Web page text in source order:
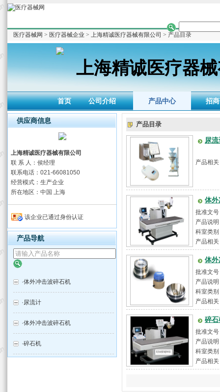
医疗器械网 > 医疗器械企业 > 上海精诚医疗器械有限公司 > 产品目录
上海精诚医疗器
首页 公司介绍 产品中心 招
供应商信息
上海精诚医疗器械有限公司
联 系 人：侯经理
联系电话：021-66081050
经营模式：生产企业
所在地区：中国 上海
该企业已通过身份认证
产品导航
·体外冲击波碎石机
·尿流计
·体外冲击波碎石机
·碎石机
产品目录
尿流
产品相
体外
批准文
产品说
心控制
科室类
产品相
体外
批准文
产品说
流)；冲
科室类
产品相
碎石
批准文
产品说
击波源
科室类
产品相